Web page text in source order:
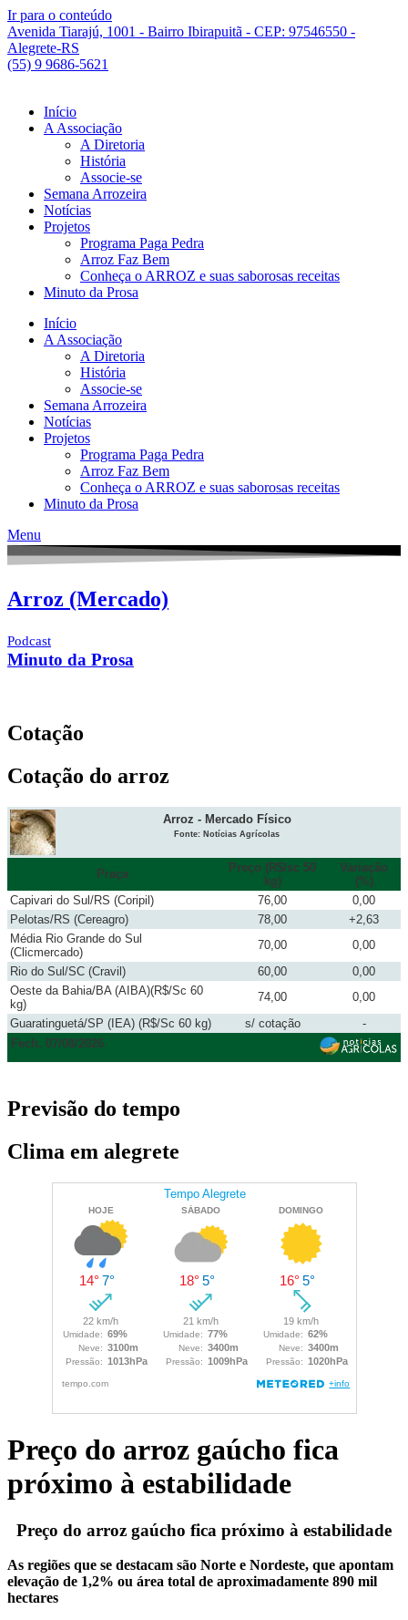
Ir para o conteúdo
Avenida Tiarajú, 1001 - Bairro Ibirapuitã - CEP: 97546550 -
Alegrete-RS
(55) 9 9686-5621
Início
A Associação
A Diretoria
História
Associe-se
Semana Arrozeira
Notícias
Projetos
Programa Paga Pedra
Arroz Faz Bem
Conheça o ARROZ e suas saborosas receitas
Minuto da Prosa
Início
A Associação
A Diretoria
História
Associe-se
Semana Arrozeira
Notícias
Projetos
Programa Paga Pedra
Arroz Faz Bem
Conheça o ARROZ e suas saborosas receitas
Minuto da Prosa
Menu
Arroz (Mercado)
Podcast
Minuto da Prosa
Cotação
Cotação do arroz
Arroz - Mercado Físico
Fonte: Notícias Agrícolas
Praça
Preço (R$/sc 50
kg)
Variação
(%)
Capivari do Sul/RS (Coripil)
76,00
0,00
Pelotas/RS (Cereagro)
78,00
+2,63
Média Rio Grande do Sul
(Clicmercado)
70,00
0,00
Rio do Sul/SC (Cravil)
60,00
0,00
Oeste da Bahia/BA (AIBA)(R$/Sc 60
kg)
74,00
0,00
Guaratinguetá/SP (IEA) (R$/Sc 60 kg)
s/ cotação
-
Fech. 07/08/2026
Previsão do tempo
Clima em alegrete
Preço do arroz gaúcho fica
próximo à estabilidade
Preço do arroz gaúcho fica próximo à estabilidade
As regiões que se destacam são Norte e Nordeste, que apontam
elevação de 1,2% ou área total de aproximadamente 890 mil
hectares